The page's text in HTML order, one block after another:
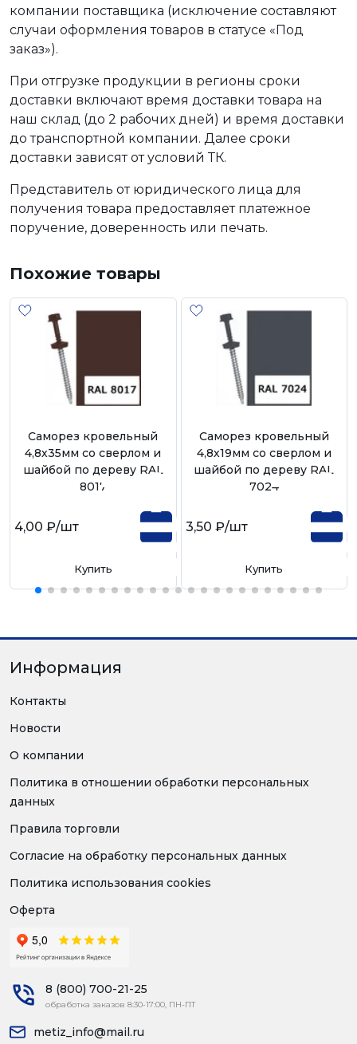
компании поставщика (исключение составляют
случаи оформления товаров в статусе «Под
заказ»).
При отгрузке продукции в регионы сроки
доставки включают время доставки товара на
наш склад (до 2 рабочих дней) и время доставки
до транспортной компании. Далее сроки
доставки зависят от условий ТК.
Представитель от юридического лица для
получения товара предоставляет платежное
поручение, доверенность или печать.
Похожие товары
Саморез кровельный
4,8х35мм со сверлом и
шайбой по дереву RAL
8017
4,00 ₽/шт
Купить
Саморез кровельный
4,8х19мм со сверлом и
шайбой по дереву RAL
7024
3,50 ₽/шт
Купить
Информация
Контакты
Новости
О компании
Политика в отношении обработки персональных
данных
Правила торговли
Согласие на обработку персональных данных
Политика использования cookies
Оферта
8 (800) 700-21-25
обработка заказов 8:30-17:00, ПН-ПТ
metiz_info@mail.ru